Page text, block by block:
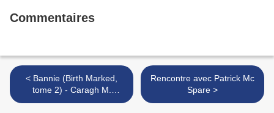
Commentaires
< Bannie (Birth Marked,
tome 2) - Caragh M.
O'Brien
Rencontre avec Patrick Mc
Spare >